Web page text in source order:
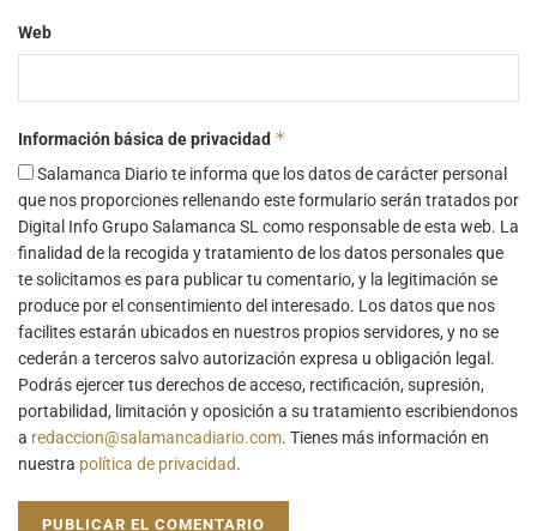
Web
Información básica de privacidad *
Salamanca Diario te informa que los datos de carácter personal
que nos proporciones rellenando este formulario serán tratados por
Digital Info Grupo Salamanca SL como responsable de esta web. La
finalidad de la recogida y tratamiento de los datos personales que
te solicitamos es para publicar tu comentario, y la legitimación se
produce por el consentimiento del interesado. Los datos que nos
facilites estarán ubicados en nuestros propios servidores, y no se
cederán a terceros salvo autorización expresa u obligación legal.
Podrás ejercer tus derechos de acceso, rectificación, supresión,
portabilidad, limitación y oposición a su tratamiento escribiendonos
a redaccion@salamancadiario.com. Tienes más información en
nuestra política de privacidad.